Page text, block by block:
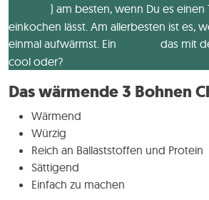
) am besten, wenn Du es einen
einkochen lässt. Am allerbesten ist es,
einmal aufwärmst. Ein
das mit
cool oder?
Das wärmende 3 Bohnen
Wärmend
Würzig
Reich an Ballaststoffen und Protein
Sättigend
Einfach zu machen